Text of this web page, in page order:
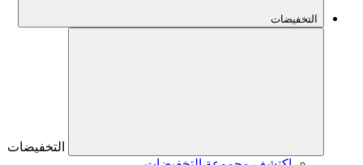
التخفيضات
التخفيضات